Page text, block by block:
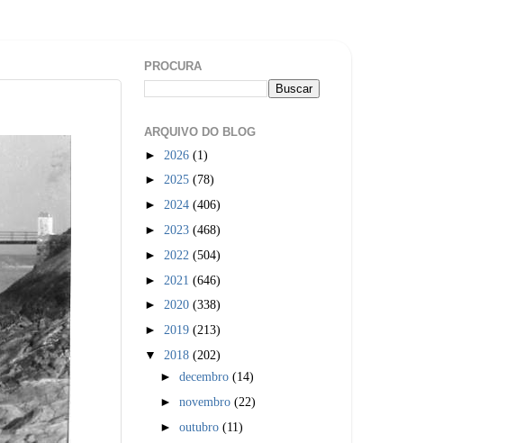
PROCURA
ARQUIVO DO BLOG
► 2026 (1)
► 2025 (78)
► 2024 (406)
► 2023 (468)
► 2022 (504)
► 2021 (646)
► 2020 (338)
► 2019 (213)
▼ 2018 (202)
►decembro(14)
►novembro(22)
►outubro(11)